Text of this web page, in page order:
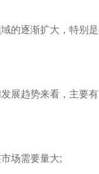
逐渐扩大，特别
趋势来看，主要有
场需要量大;